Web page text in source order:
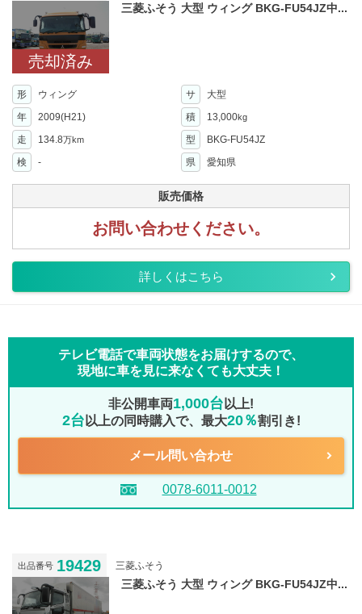
売却済み
三菱ふそう 大型 ウィング BKG-FU54JZ中...
形 ウィング サ
大型
年
2009(H21) 積 13,000kg
走 134.8万km 型
BKG-FU54JZ
検
- 県 愛知県
販売価格
お問い合わせください。
詳しくはこちら
テレビ電話で車両状態をお届けするので、
現地に車を見に来なくても大丈夫！
非公開車両1,000台 以上!
2台 以上の同時購入で、最大20％割引き!
メール問い合わせ
0078-6011-0012
出品番号 19429 三菱ふそう
三菱ふそう 大型 ウィング BKG-FU54JZ中...